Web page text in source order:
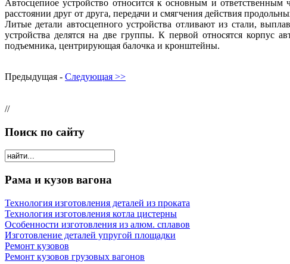
Автосцепиое устройство относится к основным и
расстоянии друг от друга, передачи и смягчения действия
Литые детали автосцепного устройства отливают из стали,
устройства делятся на две группы. К первой относятся корпус
подъемника, центрирующая балочка и кронштейны.
Предыдущая - Следующая >>
//
Поиск по сайту
Рама и кузов вагона
Технология изготовления деталей из проката
Технология изготовления котла цистерны
Особенности изготовления из алюм. сплавов
Изготовление деталей упругой площадки
Ремонт кузовов
Ремонт кузовов грузовых вагонов